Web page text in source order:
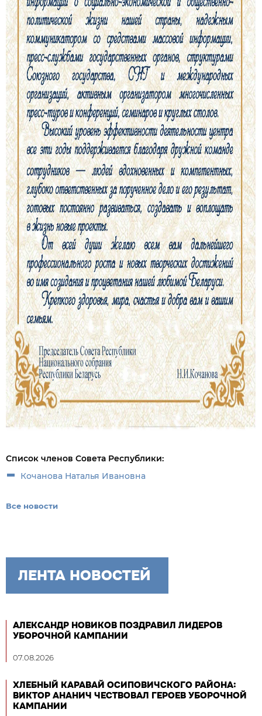
Список членов Совета Республики:
Кочанова Наталья Ивановна
Все новости
ЛЕНТА НОВОСТЕЙ
АЛЕКСАНДР НОВИКОВ ПОЗДРАВИЛ ЛИДЕРОВ
УБОРОЧНОЙ КАМПАНИИ
07.08.2026
ХЛЕБНЫЙ КАРАВАЙ ОСИПОВИЧСКОГО РАЙОНА:
ВИКТОР АНАНИЧ ЧЕСТВОВАЛ ГЕРОЕВ УБОРОЧНОЙ
КАМПАНИИ